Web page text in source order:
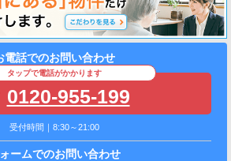
電話でのお問い合わせ
タップで電話がかかります
0120-955-199
受付時間｜8:30～21:00
ームでのお問い合わせ